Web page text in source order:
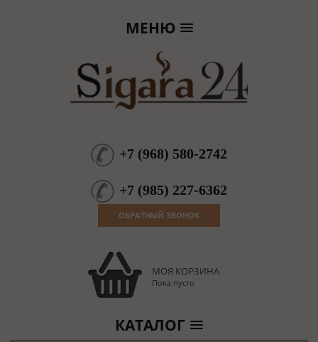
МЕНЮ
+7 (968) 580-2742
+7 (985) 227-6362
ОБРАТНЫЙ ЗВОНОК
МОЯ КОРЗИНА
Пока пусто
КАТАЛОГ